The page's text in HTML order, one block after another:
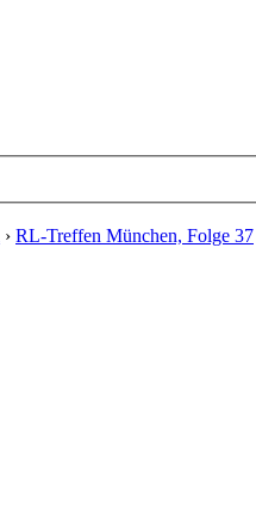
› RL-Treffen München, Folge 37